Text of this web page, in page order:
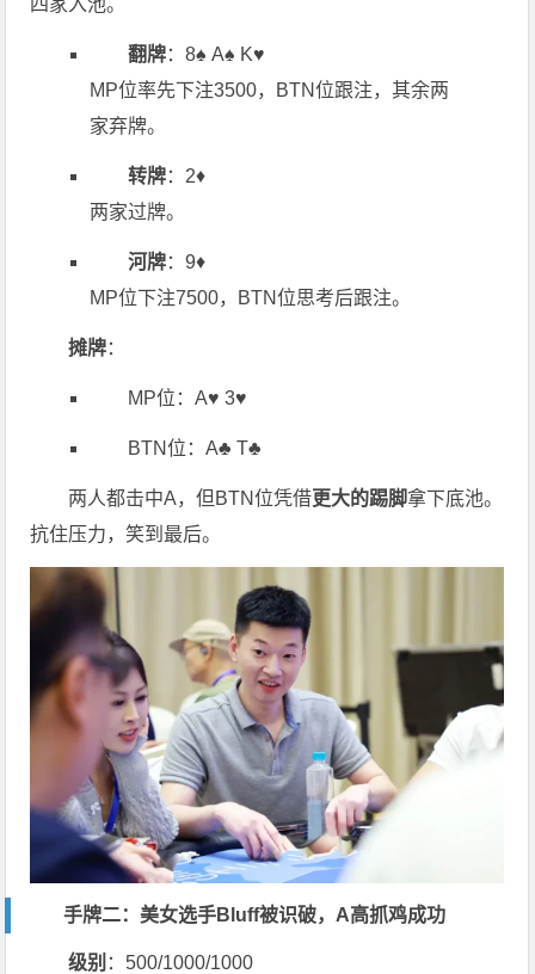
四家入池。
翻牌：8♠️ A♠️ K♥️
MP位率先下注3500，BTN位跟注，其余两
家弃牌。
转牌：2♦️
两家过牌。
河牌：9♦️
MP位下注7500，BTN位思考后跟注。
摊牌：
MP位：A♥️ 3♥️
BTN位：A♣️ T♣️
两人都击中A，但BTN位凭借更大的踢脚拿下底池。
抗住压力，笑到最后。
手牌二：美女选手Bluff被识破，A高抓鸡成功
级别 ：500/1000/1000